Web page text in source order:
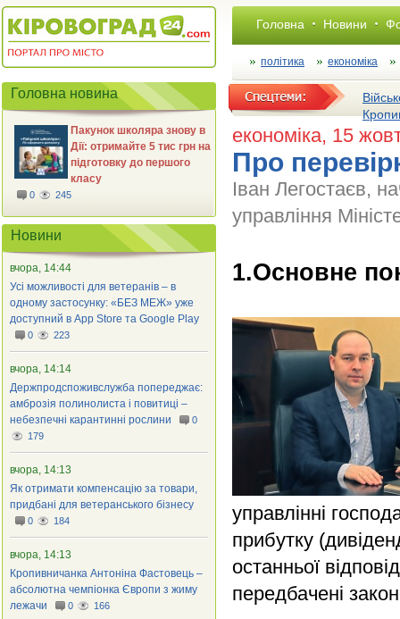
Головна Новини
політика економіка
економіка, 15
Про
Іван Легостаєв,
управління
1.Основне
управлінні
прибутку
останньої
передбачені
Головна новина
Пакунок школяра знову в
Дії: отримайте 5 тис грн на
підготовку до першого
класу
0 245
Новини
вчора, 14:44
Усі можливості для ветеранів – в
одному застосунку: «БЕЗ МЕЖ» уже
доступний в App Store та Google Play
0 223
вчора, 14:14
Держпродспоживслужба попереджає:
амброзія полинолиста і повитиці –
небезпечні карантинні рослини
0
179
вчора, 14:13
Як отримати компенсацію за товари,
придбані для ветеранського бізнесу
0 184
вчора, 14:13
Кропивничанка Антоніна Фастовець –
абсолютна чемпіонка Європи з жиму
лежачи
0 166